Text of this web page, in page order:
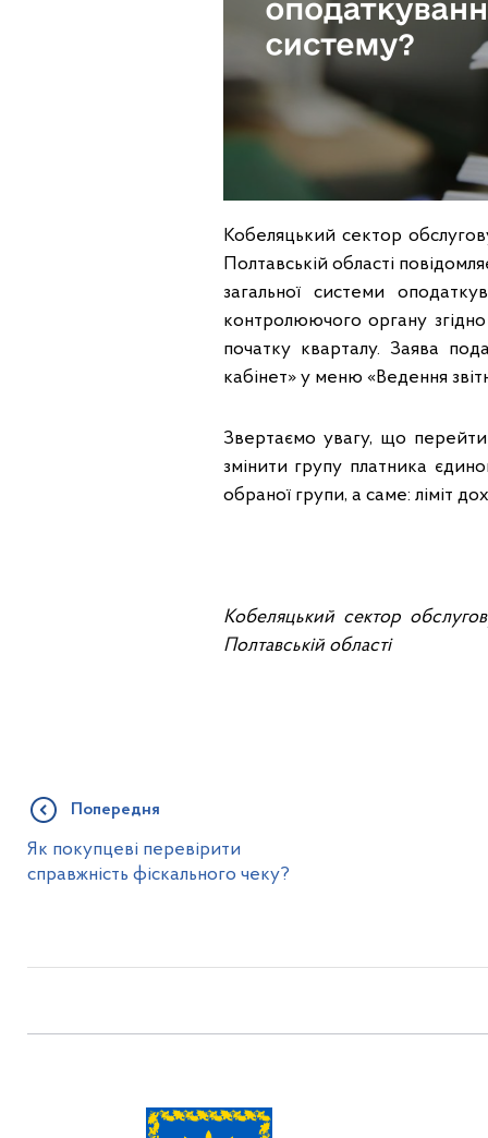
Кобеляцький сектор
Полтавській області
загальної системи
контролюючого органу
початку кварталу. Заява
кабінет» у меню «Ведення
Звертаємо увагу, що
змінити групу платника
обраної групи, а саме: ліміт
Кобеляцький сектор
Полтавській області
Попередня
Як покупцеві перевірити
справжність фіскального чеку?